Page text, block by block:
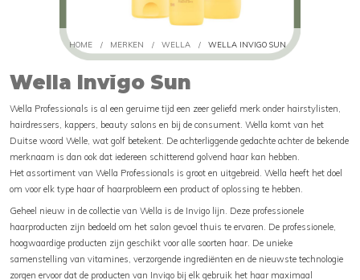
HOME / MERKEN / WELLA / WELLA INVIGO SUN
Wella Invigo Sun
Wella Professionals is al een geruime tijd een zeer geliefd merk onder hairstylisten,
hairdressers, kappers, beauty salons en bij de consument. Wella komt van het
Duitse woord Welle, wat golf betekent. De achterliggende gedachte achter de bekende
merknaam is dan ook dat iedereen schitterend golvend haar kan hebben.
Het assortiment van Wella Professionals is groot en uitgebreid. Wella heeft het doel
om voor elk type haar of haarprobleem een product of oplossing te hebben.
Geheel nieuw in de collectie van Wella is de Invigo lijn. Deze professionele
haarproducten zijn bedoeld om het salon gevoel thuis te ervaren. De professionele,
hoogwaardige producten zijn geschikt voor alle soorten haar. De unieke
samenstelling van vitamines, verzorgende ingrediënten en de nieuwste technologie
zorgen ervoor dat de producten van Invigo bij elk gebruik het haar maximaal